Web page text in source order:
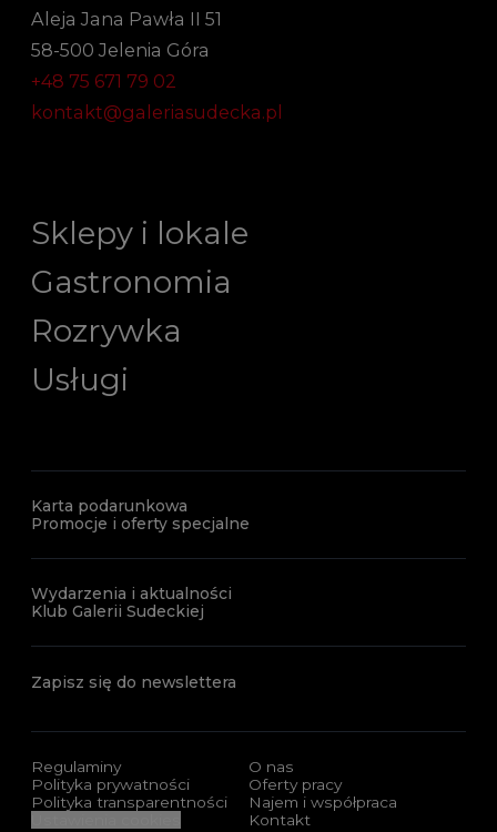
Aleja Jana Pawła II 51
58-500 Jelenia Góra
+48 75 671 79 02
kontakt@galeriasudecka.pl
Sklepy i lokale
Gastronomia
Rozrywka
Usługi
Karta podarunkowa
Promocje i oferty specjalne
Wydarzenia i aktualności
Klub Galerii Sudeckiej
Zapisz się do newslettera
Regulaminy
Polityka prywatności
Polityka transparentności
O nas
Oferty pracy
Najem i współpraca
Kontakt